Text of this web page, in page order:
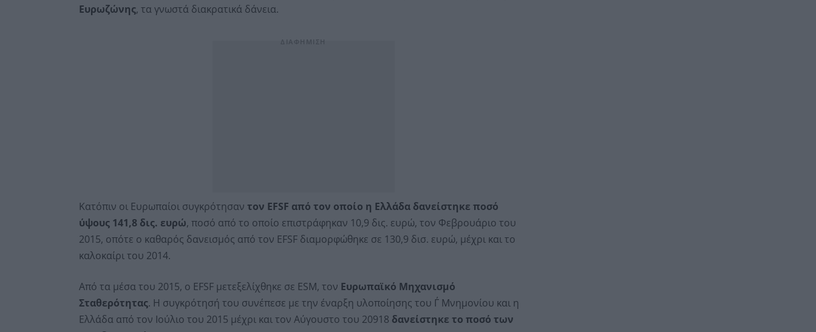
Ευρωζώνης, τα γνωστά διακρατικά δάνεια.
Κατόπιν οι Ευρωπαίοι συγκρότησαν τον EFSF από τον οποίο η Ελλάδα δανείστηκε ποσό
ύψους 141,8 δις. ευρώ, ποσό από το οποίο επιστράφηκαν 10,9 δις. ευρώ, τον Φεβρουάριο του
2015, οπότε ο καθαρός δανεισμός από τον EFSF διαμορφώθηκε σε 130,9 δισ. ευρώ, μέχρι και το
καλοκαίρι του 2014.
Από τα μέσα του 2015, ο EFSF μετεξελίχθηκε σε ESM, τον Ευρωπαϊκό Μηχανισμό
Σταθερότητας. Η συγκρότησή του συνέπεσε με την έναρξη υλοποίησης του Γ΄ Μνημονίου και η
Ελλάδα από τον Ιούλιο του 2015 μέχρι και τον Αύγουστο του 20918 δανείστηκε το ποσό των